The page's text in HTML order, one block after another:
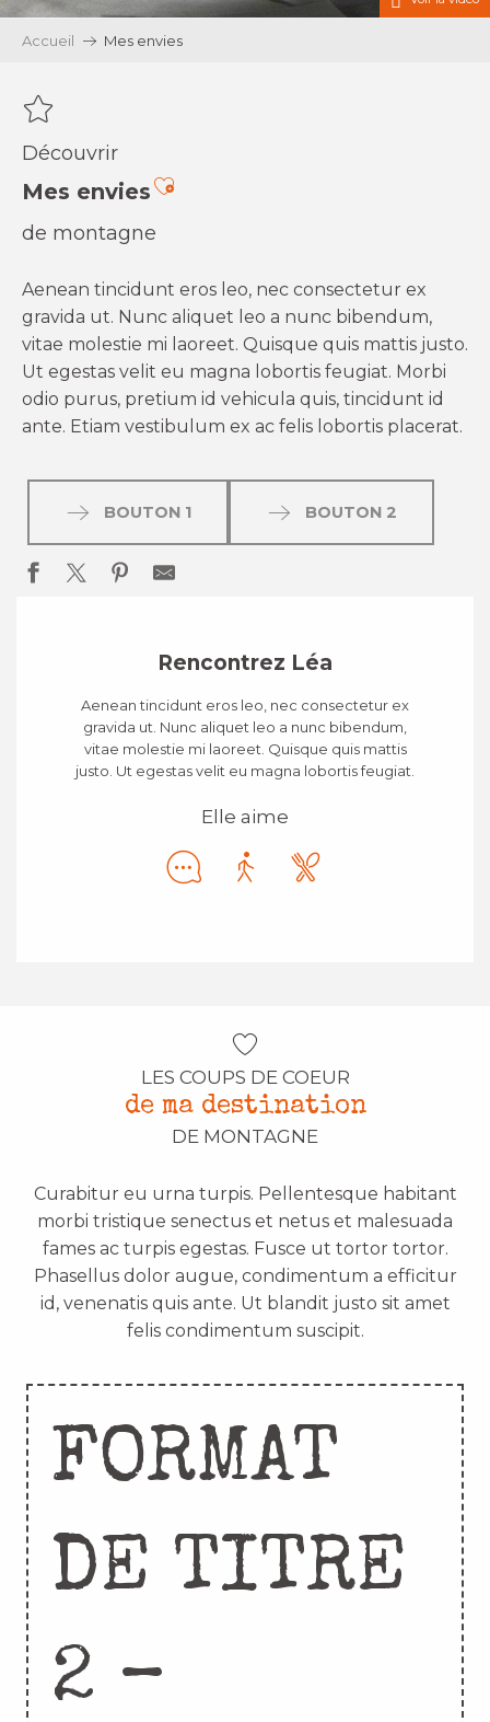
Accueil Mes envies
Découvrir
Mes enviesAjouter aux favoris
de montagne
Aenean tincidunt eros leo, nec consectetur ex
gravida ut. Nunc aliquet leo a nunc bibendum,
vitae molestie mi laoreet. Quisque quis mattis justo.
Ut egestas velit eu magna lobortis feugiat. Morbi
odio purus, pretium id vehicula quis, tincidunt id
ante. Etiam vestibulum ex ac felis lobortis placerat.
BOUTON 1 BOUTON 2
Rencontrez Léa
Aenean tincidunt eros leo, nec consectetur ex
gravida ut. Nunc aliquet leo a nunc bibendum,
vitae molestie mi laoreet. Quisque quis mattis
justo. Ut egestas velit eu magna lobortis feugiat.
Elle aime
LES COUPS DE COEUR
de ma destination
DE MONTAGNE
Curabitur eu urna turpis. Pellentesque habitant
morbi tristique senectus et netus et malesuada
fames ac turpis egestas. Fusce ut tortor tortor.
Phasellus dolor augue, condimentum a efficitur
id, venenatis quis ante. Ut blandit justo sit amet
felis condimentum suscipit.
FORMAT
DE TITRE
2 –